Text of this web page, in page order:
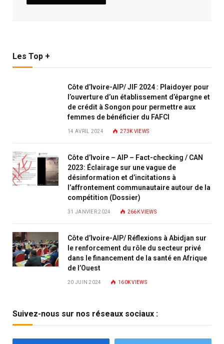
Les Top +
Côte d’Ivoire-AIP/ JIF 2024 : Plaidoyer pour
l’ouverture d’un établissement d’épargne et
de crédit à Songon pour permettre aux
femmes de bénéficier du FAFCI
14 AVRIL 2024 273K VIEWS
Côte d’Ivoire – AIP – Fact-checking / CAN
2023: Éclairage sur une vague de
désinformation et d’incitations à
l’affrontement communautaire autour de la
compétition (Dossier)
31 JANVIER 2024 266KVIEWS
Côte d’Ivoire-AIP/ Réflexions à Abidjan sur
le renforcement du rôle du secteur privé
dans le financement de la santé en Afrique
de l’Ouest
20 JUIN 2024 160KVIEWS
Suivez-nous sur nos réseaux sociaux :